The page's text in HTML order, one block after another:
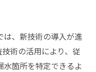
は、新技術の導入が進
術の活用により、従
箇所を特定できるよ